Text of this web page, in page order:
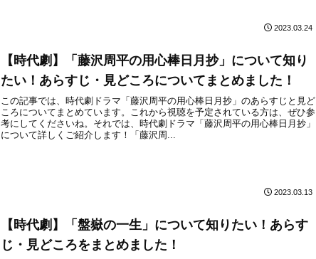
2023.03.24
【時代劇】「藤沢周平の用心棒日月抄」について知り
たい！あらすじ・見どころについてまとめました！
この記事では、時代劇ドラマ「藤沢周平の用心棒日月抄」のあらすじと見ど
ころについてまとめています。これから視聴を予定されている方は、ぜひ参
考にしてくださいね。それでは、時代劇ドラマ「藤沢周平の用心棒日月抄」
について詳しくご紹介します！「藤沢周...
2023.03.13
【時代劇】「盤嶽の一生」について知りたい！あらす
じ・見どころをまとめました！